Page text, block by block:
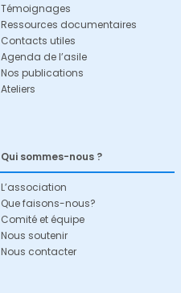
Témoignages
Ressources documentaires
Contacts utiles
Agenda de l’asile
Nos publications
Ateliers
Qui sommes-nous ?
L’association
Que faisons-nous?
Comité et équipe
Nous soutenir
Nous contacter